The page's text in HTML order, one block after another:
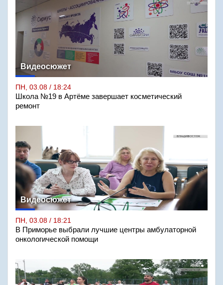
Видеосюжет
ПН, 03.08 / 18:24
Школа №19 в Артёме завершает косметический
ремонт
Видеосюжет
ПН, 03.08 / 18:21
В Приморье выбрали лучшие центры амбулаторной
онкологической помощи